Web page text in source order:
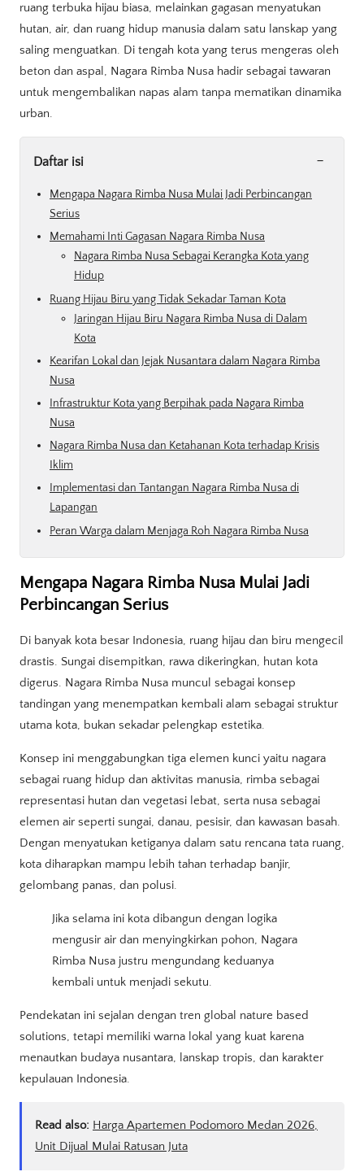
ruang terbuka hijau biasa, melainkan gagasan menyatukan
hutan, air, dan ruang hidup manusia dalam satu lanskap yang
saling menguatkan. Di tengah kota yang terus mengeras oleh
beton dan aspal, Nagara Rimba Nusa hadir sebagai tawaran
untuk mengembalikan napas alam tanpa mematikan dinamika
urban.
Daftar isi -
Mengapa Nagara Rimba Nusa Mulai Jadi Perbincangan
Serius
Memahami Inti Gagasan Nagara Rimba Nusa
Nagara Rimba Nusa Sebagai Kerangka Kota yang
Hidup
Ruang Hijau Biru yang Tidak Sekadar Taman Kota
Jaringan Hijau Biru Nagara Rimba Nusa di Dalam
Kota
Kearifan Lokal dan Jejak Nusantara dalam Nagara Rimba
Nusa
Infrastruktur Kota yang Berpihak pada Nagara Rimba
Nusa
Nagara Rimba Nusa dan Ketahanan Kota terhadap Krisis
Iklim
Implementasi dan Tantangan Nagara Rimba Nusa di
Lapangan
Peran Warga dalam Menjaga Roh Nagara Rimba Nusa
Mengapa Nagara Rimba Nusa Mulai Jadi
Perbincangan Serius
Di banyak kota besar Indonesia, ruang hijau dan biru mengecil
drastis. Sungai disempitkan, rawa dikeringkan, hutan kota
digerus. Nagara Rimba Nusa muncul sebagai konsep
tandingan yang menempatkan kembali alam sebagai struktur
utama kota, bukan sekadar pelengkap estetika.
Konsep ini menggabungkan tiga elemen kunci yaitu nagara
sebagai ruang hidup dan aktivitas manusia, rimba sebagai
representasi hutan dan vegetasi lebat, serta nusa sebagai
elemen air seperti sungai, danau, pesisir, dan kawasan basah.
Dengan menyatukan ketiganya dalam satu rencana tata ruang,
kota diharapkan mampu lebih tahan terhadap banjir,
gelombang panas, dan polusi.
Jika selama ini kota dibangun dengan logika
mengusir air dan menyingkirkan pohon, Nagara
Rimba Nusa justru mengundang keduanya
kembali untuk menjadi sekutu.
Pendekatan ini sejalan dengan tren global nature based
solutions, tetapi memiliki warna lokal yang kuat karena
menautkan budaya nusantara, lanskap tropis, dan karakter
kepulauan Indonesia.
Read also: Harga Apartemen Podomoro Medan 2026,
Unit Dijual Mulai Ratusan Juta